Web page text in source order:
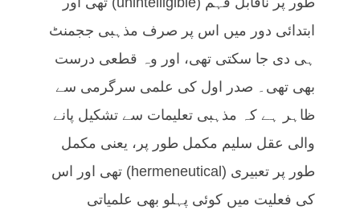
ابتدائی دور میں اس پر صرف مذہبی ججمنٹ
ہی دی جا سکتی تھی، اور وہ قطعی درست
بھی تھی۔ صدر اول کی علمی سرگرمی سے
ظاہر ہے کہ مذہبی تعلیمات سے تشکیل پانے
والی عقل سلیم مکمل طور پر، یعنی مکمل
طور پر تعبیری (hermeneutical) تھی اور اس
کی فعلیت میں کوئی پہلو بھی علمیاتی